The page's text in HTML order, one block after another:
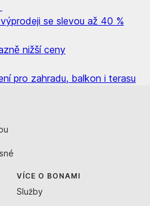
se slevou až 40 %
nižší ceny
pro zahradu, balkon i terasu
VÍCE O BONAMI
Služby